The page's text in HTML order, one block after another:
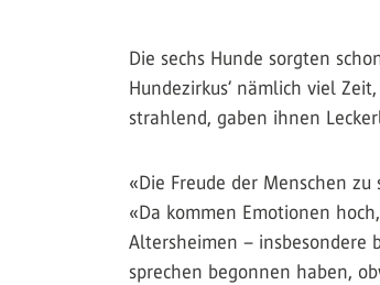
Die sechs Hunde sorgten
Hundezirkus‘ nämlich viel
strahlend, gaben ihnen
«Die Freude der Menschen
«Da kommen Emotionen
Altersheimen – insbesondere
sprechen begonnen haben,